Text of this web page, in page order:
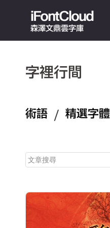
iFontCloud
森澤文鼎雲字庫
字裡行間
術語 / 精選字體